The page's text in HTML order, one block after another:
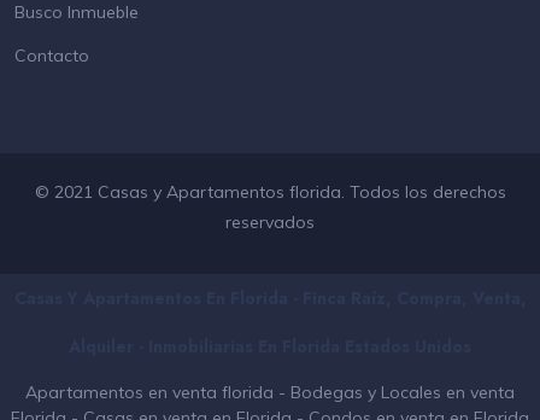
Busco Inmueble
Contacto
© 2021 Casas y Apartamentos florida. Todos los derechos
reservados
Apartamentos en venta florida - Bodegas y Locales en venta